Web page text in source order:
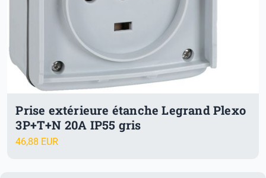
Prise extérieure étanche Legrand Plexo
3P+T+N 20A IP55 gris
46,88 EUR